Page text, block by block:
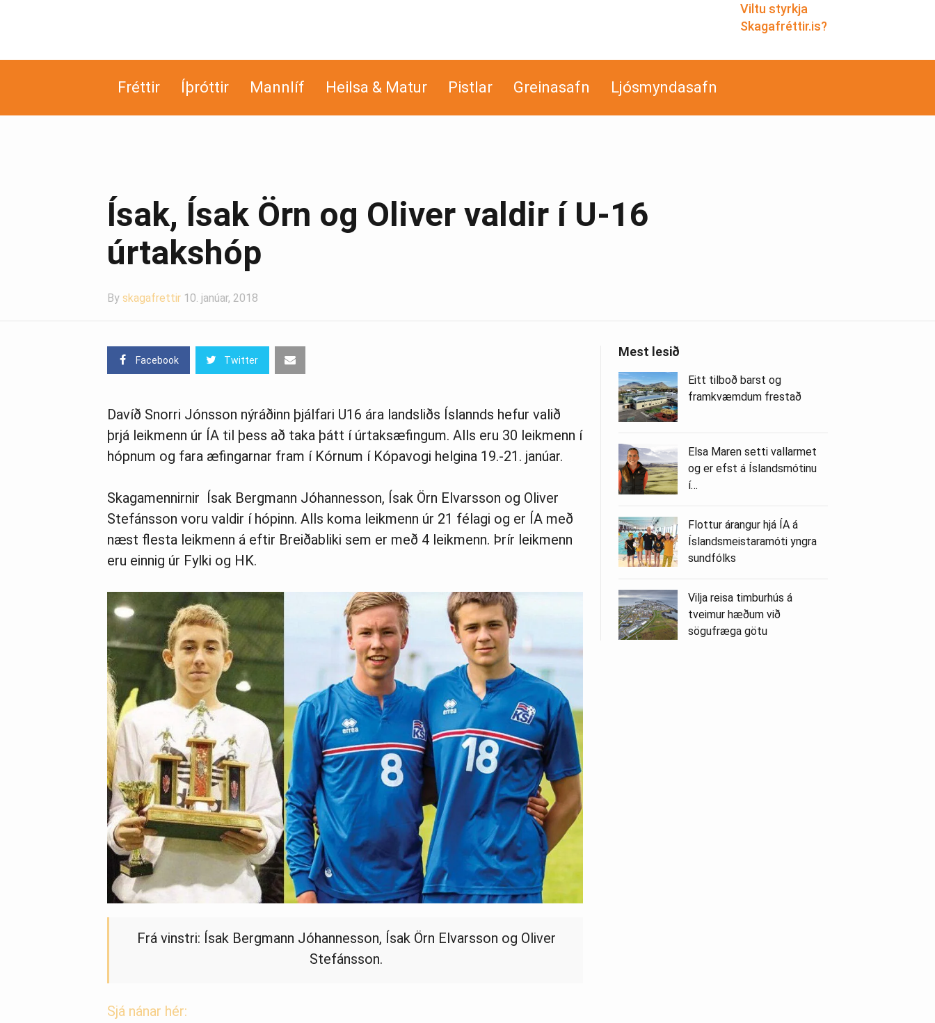
Viltu styrkja
Skagafréttir.is?
Fréttir Íþróttir Mannlíf Heilsa & Matur Pistlar Greinasafn Ljósmyndasafn
Ísak, Ísak Örn og Oliver valdir í U-16
úrtakshóp
By skagafrettir 10. janúar, 2018
Facebook Twitter
Davíð Snorri Jónsson nýráðinn þjálfari U16 ára landsliðs Íslannds hefur valið
þrjá leikmenn úr ÍA til þess að taka þátt í úrtaksæfingum. Alls eru 30 leikmenn í
hópnum og fara æfingarnar fram í Kórnum í Kópavogi helgina 19.-21. janúar.
Skagamennirnir Ísak Bergmann Jóhannesson, Ísak Örn Elvarsson og Oliver
Stefánsson voru valdir í hópinn. Alls koma leikmenn úr 21 félagi og er ÍA með
næst flesta leikmenn á eftir Breiðabliki sem er með 4 leikmenn. Þrír leikmenn
eru einnig úr Fylki og HK.
Frá vinstri: Ísak Bergmann Jóhannesson, Ísak Örn Elvarsson og Oliver
Stefánsson.
Sjá nánar hér:
Mest lesið
Eitt tilboð barst og
framkvæmdum frestað
Elsa Maren setti vallarmet
og er efst á Íslandsmótinu
í…
Flottur árangur hjá ÍA á
Íslandsmeistaramóti yngra
sundfólks
Vilja reisa timburhús á
tveimur hæðum við
sögufræga götu